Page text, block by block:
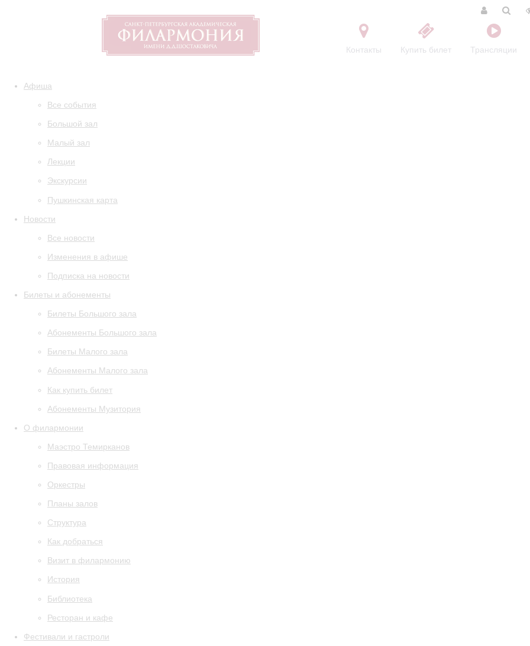
Контакты Купить билет Трансляции
Афиша
Все события
Большой зал
Малый зал
Лекции
Экскурсии
Пушкинская карта
Новости
Все новости
Изменения в афише
Подписка на новости
Билеты и абонементы
Билеты Большого зала
Абонементы Большого зала
Билеты Малого зала
Абонементы Малого зала
Как купить билет
Абонементы Музитория
О филармонии
Маэстро Темирканов
Правовая информация
Оркестры
Планы залов
Структура
Как добраться
Визит в филармонию
История
Библиотека
Ресторан и кафе
Фестивали и гастроли